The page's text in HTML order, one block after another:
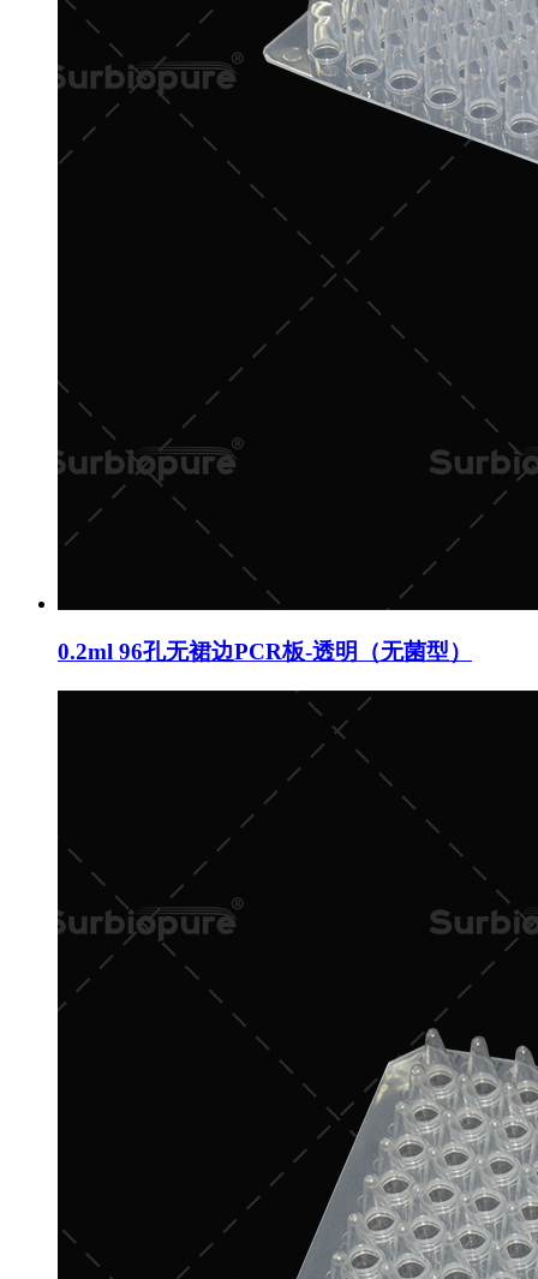
0.2ml 96孔无裙边PCR板-透明（无菌型）